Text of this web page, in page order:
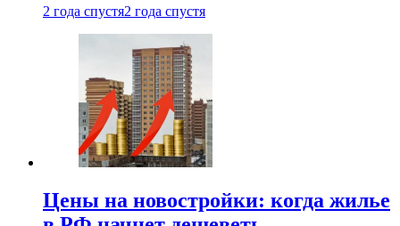
2 года спустя2 года спустя
Цены на новостройки: когда жилье